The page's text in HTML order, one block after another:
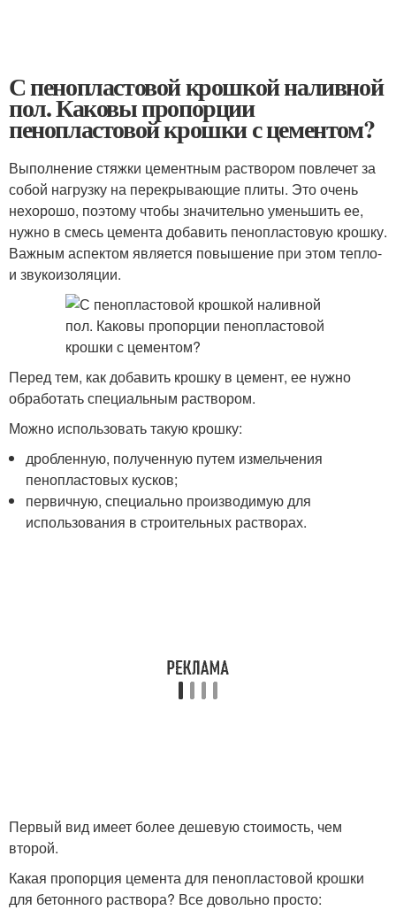
С пенопластовой крошкой наливной
пол. Каковы пропорции
пенопластовой крошки с цементом?
Выполнение стяжки цементным раствором повлечет за
собой нагрузку на перекрывающие плиты. Это очень
нехорошо, поэтому чтобы значительно уменьшить ее,
нужно в смесь цемента добавить пенопластовую крошку.
Важным аспектом является повышение при этом тепло-
и звукоизоляции.
Перед тем, как добавить крошку в цемент, ее нужно
обработать специальным раствором.
Можно использовать такую крошку:
дробленную, полученную путем измельчения
пенопластовых кусков;
первичную, специально производимую для
использования в строительных растворах.
Первый вид имеет более дешевую стоимость, чем
второй.
Какая пропорция цемента для пенопластовой крошки
для бетонного раствора? Все довольно просто: